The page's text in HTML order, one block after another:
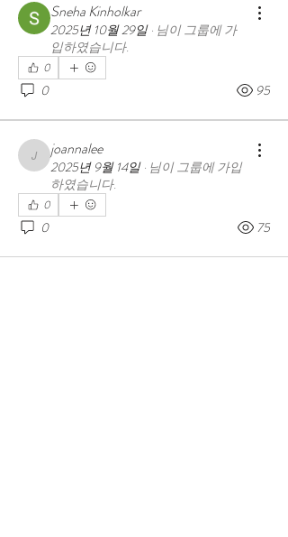
Sneha Kinholkar
2025년 10월 29일· 님이 그룹에 가
입하였습니다.
0
0 95
joannalee
joannalee
2025년 9월 14일· 님이 그룹에 가입
하였습니다.
0
0 75